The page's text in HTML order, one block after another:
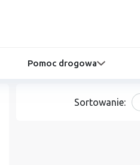
Pomoc drogowa
Sortowanie: